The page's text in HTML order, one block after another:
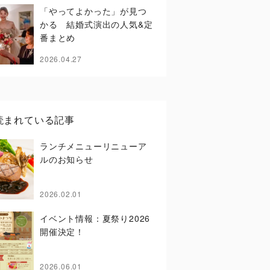
「やってよかった」が見つ
かる 結婚式演出の人気&定
番まとめ
2026.04.27
まれている記事
ランチメニューリニューア
ルのお知らせ
2026.02.01
イベント情報：夏祭り2026
開催決定！
2026.06.01